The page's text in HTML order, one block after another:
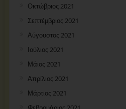
Οκτώβριος 2021
Σεπτέμβριος 2021
Αύγουστος 2021
Ιούλιος 2021
Μάιος 2021
Απρίλιος 2021
Μάρτιος 2021